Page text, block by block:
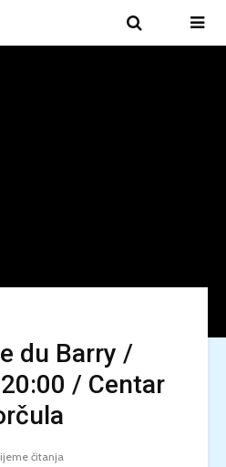
du Barry /
/ Centar
čitanja